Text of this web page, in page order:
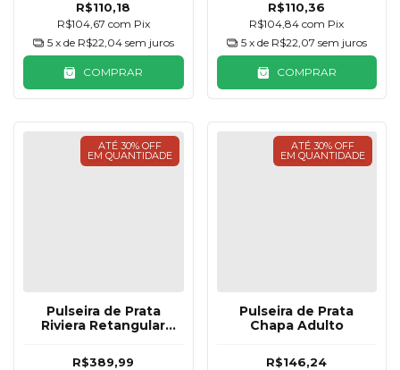
R$110,18
R$104,67 com Pix
5 x de R$22,04 sem juros
COMPRAR
R$110,36
R$104,84com Pix
5 x de R$22,07 sem juros
COMPRAR
ATÉ 30% OFF
EM QUANTIDADE
Pulseira de Prata
Riviera Retangular
R$389,99
ATÉ 30% OFF
EM QUANTIDADE
Pulseira de Prata
Chapa Adulto
R$146,24